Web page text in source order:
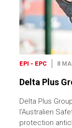
EPI - EPC 8
Delta Plus
Delta Plus
l’Australien
protection